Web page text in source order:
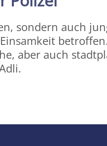
sondern auch
aber auch